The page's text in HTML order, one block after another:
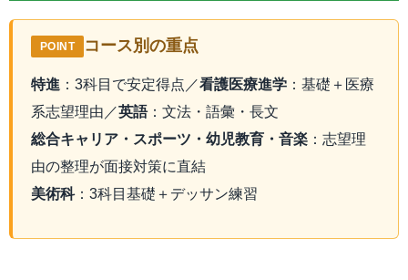
POINT コース別の重点
特進 ：3科目で安定得点／看護医療進学 ：基礎＋医療
系志望理由／英語：文法・語彙・長文
総合キャリア・スポーツ・幼児教育・音楽 ：志望理
由の整理が面接対策に直結
美術科：3科目基礎＋デッサン練習